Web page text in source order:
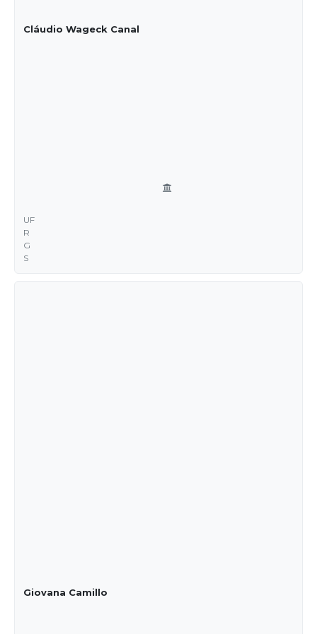
Cláudio Wageck Canal
UF
R
G
S
Giovana Camillo